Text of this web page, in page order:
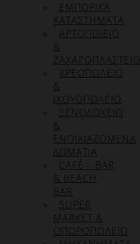
ΕΜΠΟΡΙΚΑ
ΚΑΤΑΣΤΗΜΑΤΑ
ΑΡΤΟΠΟΙΕΙΟ
&
ΖΑΧΑΡΟΠΛΑΣΤΕΙΟ
ΚΡΕΟΠΩΛΕΙΟ
&
ΙΧΘΥΟΠΩΛΕΙΟ
ΞΕΝΟΔΟΧΕΙΟ
&
ΕΝΟΙΚΙΑΖΟΜΕΝΑ
ΔΩΜΑΤΙΑ
CAFÉ – BAR
& BEACH
BAR
SUPER
MARKET &
ΟΠΩΡΟΠΩΛΕΙΟ